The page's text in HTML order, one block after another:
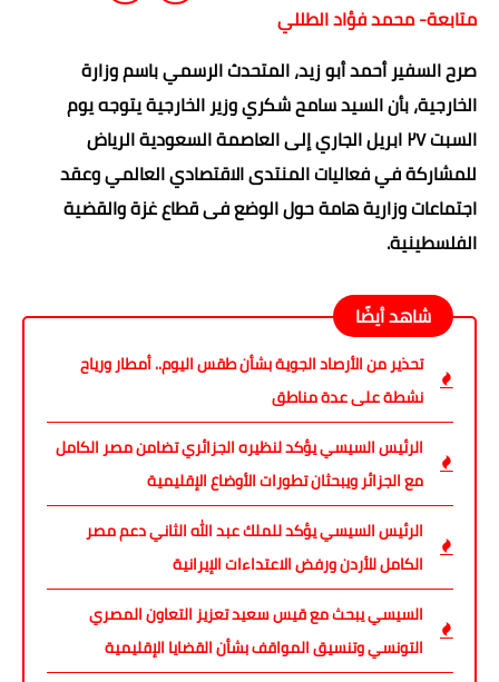
متابعة- محمد فؤاد الطللي
صرح السفير أحمد أبو زيد، المتحدث الرسمي باسم وزارة
الخارجية، بأن السيد سامح شكري وزير الخارجية يتوجه يوم
السبت ٢٧ ابريل الجاري إلى العاصمة السعودية الرياض
للمشاركة في فعاليات المنتدى الاقتصادي العالمي وعقد
اجتماعات وزارية هامة حول الوضع فى قطاع غزة والقضية
الفلسطينية.
شاهد أيضًا
تحذير من الأرصاد الجوية بشأن طقس اليوم.. أمطار ورياح
نشطة على عدة مناطق
الرئيس السيسي يؤكد لنظيره الجزائري تضامن مصر الكامل
مع الجزائر ويبحثان تطورات الأوضاع الإقليمية
الرئيس السيسي يؤكد للملك عبد الله الثاني دعم مصر
الكامل للأردن ورفض الاعتداءات الإيرانية
السيسي يبحث مع قيس سعيد تعزيز التعاون المصري
التونسي وتنسيق المواقف بشأن القضايا الإقليمية